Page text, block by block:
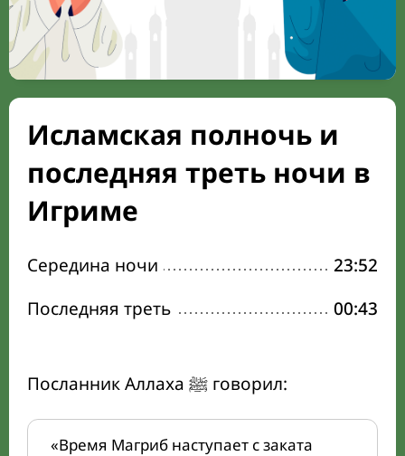
Исламская полночь и
последняя треть ночи в
Игриме
Середина ночи
23:52
Последняя треть
00:43
Посланник Аллаха ﷺ говорил:
«Время Магриб наступает с заката